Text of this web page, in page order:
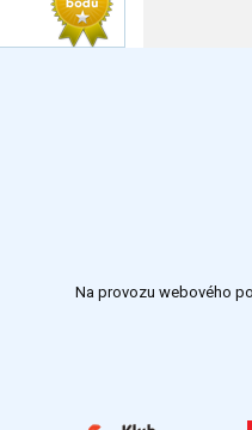
Na provozu webového